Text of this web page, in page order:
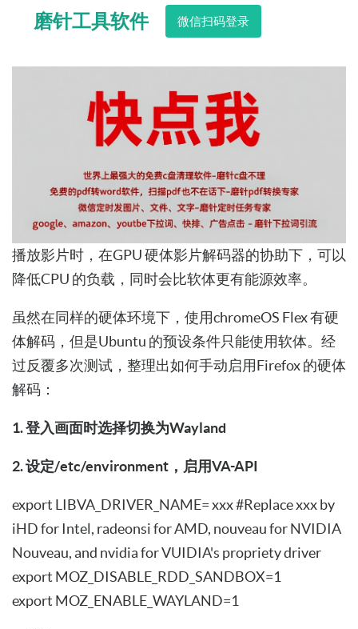
磨针工具软件 微信扫码登录
播放影片时，在GPU 硬体影片解码器的协助下，可以
降低CPU 的负载，同时会比软体更有能源效率。
虽然在同样的硬体环境下，使用chromeOS Flex 有硬
体解码，但是Ubuntu 的预设条件只能使用软体。经
过反覆多次测试，整理出如何手动启用Firefox 的硬体
解码：
1. 登入画面时选择切换为Wayland
2. 设定/etc/environment，启用VA-API
export LIBVA_DRIVER_NAME= xxx #Replace xxx by
iHD for Intel, radeonsi for AMD, nouveau for NVIDIA
Nouveau, and nvidia for VUIDIA's propriety driver
export MOZ_DISABLE_RDD_SANDBOX=1
export MOZ_ENABLE_WAYLAND=1